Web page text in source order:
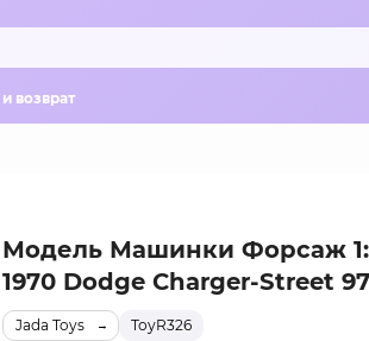
возврат
Модель Машинки Форсаж
1970 Dodge Charger-Street
ТоуR326
Jada Toys